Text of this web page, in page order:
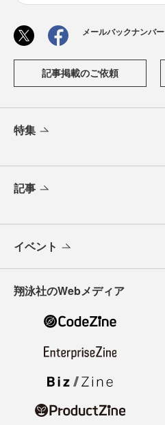
メールバックナンバー
記事掲載のご依頼
特集
記事
イベント
翔泳社のWebメディア